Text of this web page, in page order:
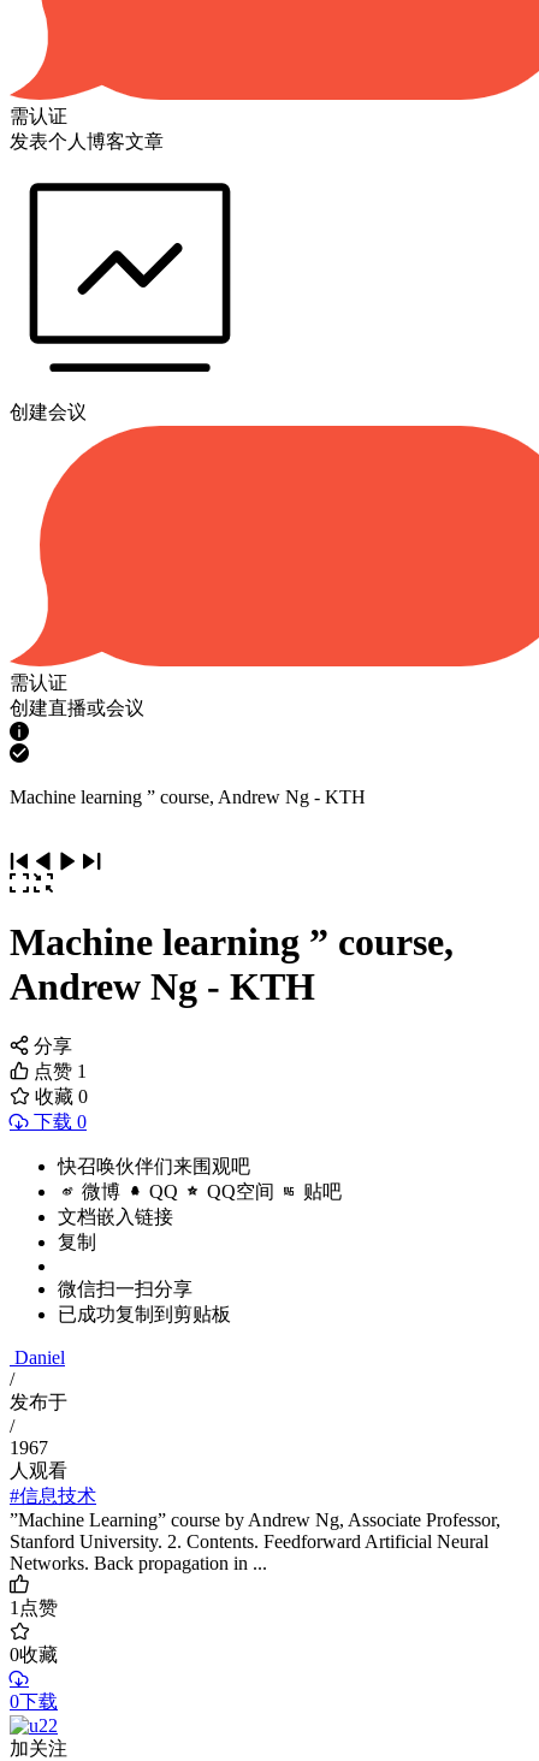
需认证
发表个人博客文章
创建会议
需认证
创建直播或会议
Machine learning ” course, Andrew Ng - KTH
Machine learning ” course,
Andrew Ng - KTH
分享
点赞 1
收藏 0
下载 0
快召唤伙伴们来围观吧
微博 QQ QQ空间 贴吧
文档嵌入链接
复制
微信扫一扫分享
已成功复制到剪贴板
Daniel
/
发布于
/
1967
人观看
#信息技术
”Machine Learning” course by Andrew Ng, Associate Professor,
Stanford University. 2. Contents. Feedforward Artificial Neural
Networks. Back propagation in ...
1点赞
0收藏
0下载
加关注